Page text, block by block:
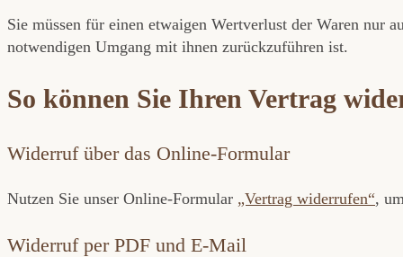
Sie müssen für einen etwaigen Wertverlust der Waren nur
notwendigen Umgang mit ihnen zurückzuführen ist.
So können Sie Ihren Vertrag
Widerruf über das Online-Formular
Nutzen Sie unser Online-Formular „Vertrag widerrufen“,
Widerruf per PDF und E-Mail